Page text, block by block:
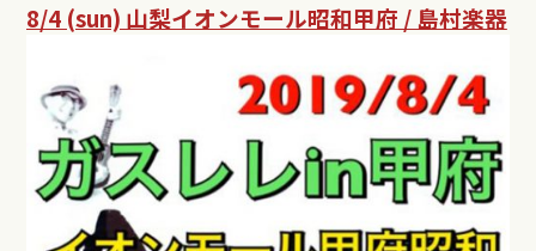
8/4 (sun) 山梨イオンモール昭和甲府 / 島村楽器